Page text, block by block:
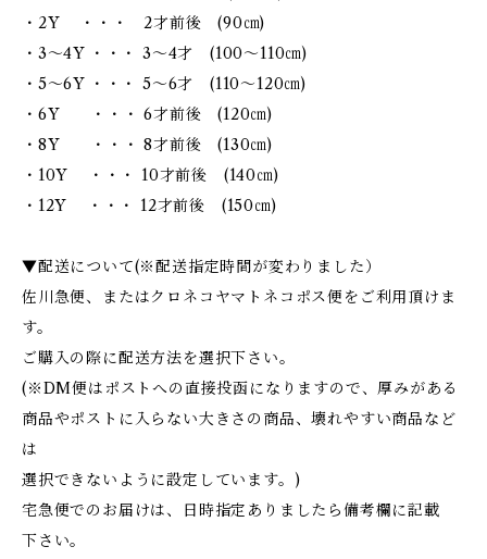
・2Y ・・・ 2才前後 (90㎝)
・3～4Y ・・・ 3～4才 (100～110㎝)
・5～6Y ・・・ 5～6才 (110～120㎝)
・6Y ・・・ 6才前後 (120㎝)
・8Y ・・・ 8才前後 (130㎝)
・10Y ・・・ 10才前後 (140㎝)
・12Y ・・・ 12才前後 (150㎝)
▼配送について(※配送指定時間が変わりました）
佐川急便、またはクロネコヤマトネコポス便をご利用頂けま
す。
ご購入の際に配送方法を選択下さい。
(※DM便はポストへの直接投函になりますので、厚みがある
商品やポストに入らない大きさの商品、壊れやすい商品など
は
選択できないように設定しています。)
宅急便でのお届けは、日時指定ありましたら備考欄に記載
下さい。